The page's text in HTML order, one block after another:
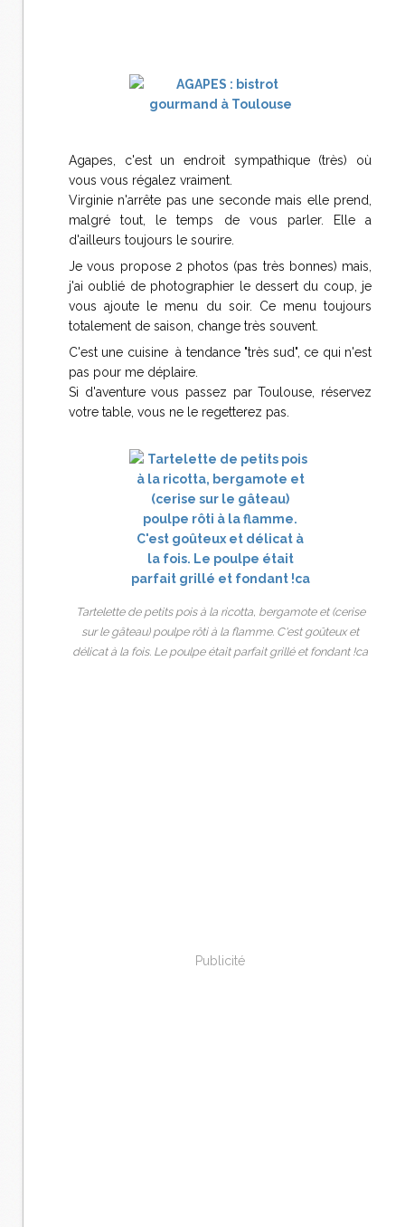
Agapes, c'est un endroit sympathique (très) où
vous vous régalez vraiment.
Virginie n'arrête pas une seconde mais elle prend,
malgré tout, le temps de vous parler. Elle a
d'ailleurs toujours le sourire.
Je vous propose 2 photos (pas très bonnes) mais,
j'ai oublié de photographier le dessert du coup, je
vous ajoute le menu du soir. Ce menu toujours
totalement de saison, change très souvent.
C'est une cuisine à tendance "très sud", ce qui n'est
pas pour me déplaire.
Si d'aventure vous passez par Toulouse, réservez
votre table, vous ne le regetterez pas.
Tartelette de petits pois à la ricotta, bergamote et (cerise
sur le gâteau) poulpe rôti à la flamme. C'est goûteux et
délicat à la fois. Le poulpe était parfait grillé et fondant !ca
Publicité